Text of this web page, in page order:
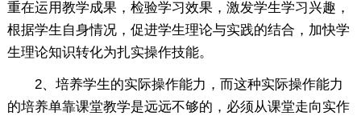
重在运用教学成果，检验学习效果，激发学生学习兴趣，
根据学生自身情况，促进学生理论与实践的结合，加快学
生理论知识转化为扎实操作技能。
2、培养学生的实际操作能力，而这种实际操作能力
的培养单靠课堂教学是远远不够的，必须从课堂走向实作